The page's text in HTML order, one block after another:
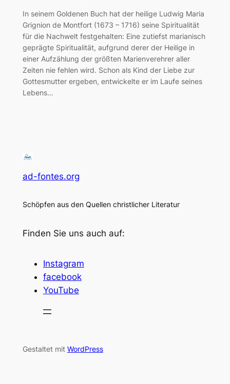
In seinem Goldenen Buch hat der heilige Ludwig Maria
Grignion de Montfort (1673 – 1716) seine Spiritualität
für die Nachwelt festgehalten: Eine zutiefst marianisch
geprägte Spiritualität, aufgrund derer der Heilige in
einer Aufzählung der größten Marienverehrer aller
Zeiten nie fehlen wird. Schon als Kind der Liebe zur
Gottesmutter ergeben, entwickelte er im Laufe seines
Lebens…
ad-fontes.org
Schöpfen aus den Quellen christlicher Literatur
Finden Sie uns auch auf:
Instagram
facebook
YouTube
Gestaltet mit WordPress